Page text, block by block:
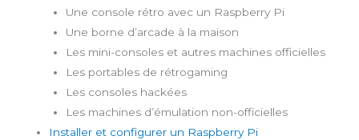
Une console rétro avec un Raspberry Pi
Une borne d’arcade à la maison
Les mini-consoles et autres machines officielles
Les portables de rétrogaming
Les consoles hackées
Les machines d’émulation non-officielles
Installer et configurer un Raspberry Pi